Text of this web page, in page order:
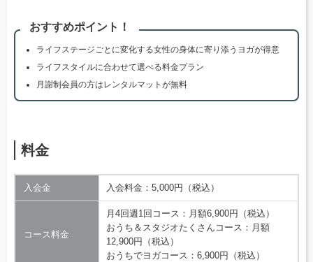
おすすめポイント！
ライフステージごとに変化する女性の身体に寄り添うヨガが得意
ライフスタイルに合わせて選べる料金プラン
月謝制会員の方はレンタルマットが無料
料金
入会金 入会料金：5,000円（税込）
コース料金
月4回週1回コース：月額6,900円（税込）
おうち＆スタジオたくさんコース：月額
12,900円（税込）
おうちでヨガコース：6,900円（税込）